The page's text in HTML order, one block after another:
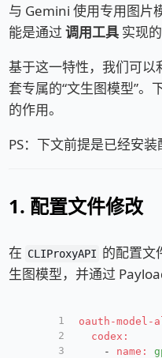
与 Gemini 使用专用图片
能是通过调用工具 实现
基于这一特性，我们可以
套专属的“文生图模型”
的作用。
PS：下文前提是已经安装
1. 配置文件修改
在 CLIProxyAPI 的配置文
生图模型，并通过
1
2
3
oauth-model-
codex:
-
name: